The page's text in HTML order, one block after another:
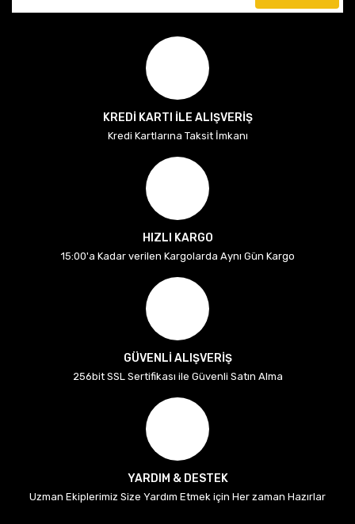
KREDİ KARTI İLE ALIŞVERİŞ
Kredi Kartlarına Taksit İmkanı
HIZLI KARGO
15:00'a Kadar verilen Kargolarda Aynı Gün Kargo
GÜVENLİ ALIŞVERİŞ
256bit SSL Sertifikası ile Güvenli Satın Alma
YARDIM & DESTEK
Uzman Ekiplerimiz Size Yardım Etmek için Her zaman Hazırlar